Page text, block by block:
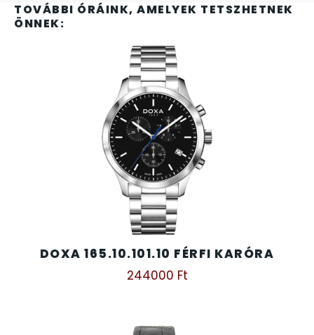
TOVÁBBI ÓRÁINK, AMELYEK TETSZHETNEK
ÖNNEK:
DOXA 165.10.101.10 FÉRFI KARÓRA
244000 Ft
SEIKO
SERGIO TACCHINI
SZÍJAK